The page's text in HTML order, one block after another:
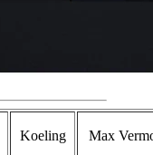
Koeling Max